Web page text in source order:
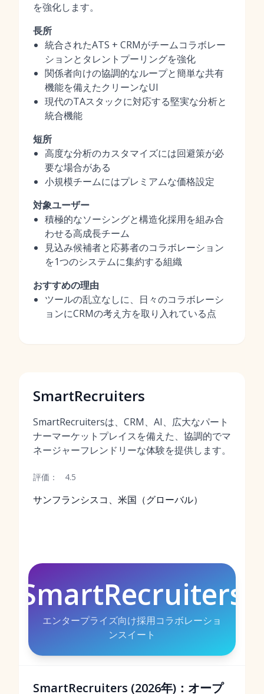
を強化します。
長所
統合されたATS + CRMがチームコラボレー
ションとタレントプーリングを強化
関係者向けの協調的なループと簡単な共有
機能を備えたクリーンなUI
現代のTAスタックに対応する堅実な分析と
統合機能
短所
高度な分析のカスタマイズには回避策が必
要な場合がある
小規模チームにはプレミアムな価格設定
対象ユーザー
積極的なソーシングと構造化採用を組み合
わせる高成長チーム
見込み候補者と応募者のコラボレーション
を1つのシステムに集約する組織
おすすめの理由
ツールの乱立なしに、日々のコラボレーシ
ョンにCRMの考え方を取り入れている点
SmartRecruiters
SmartRecruitersは、CRM、AI、広大なパート
ナーマーケットプレイスを備えた、協調的でマ
ネージャーフレンドリーな体験を提供します。
評価： 4.5
サンフランシスコ、米国（グローバル）
SmartRecruiters
エンタープライズ向け採用コラボレーショ
ンスイート
SmartRecruiters (2026年)：オープ